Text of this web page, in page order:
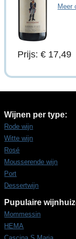
Meer
Prijs: € 17,49
Wijnen per type:
Rode wijn
Witte wijn
Rosé
Mousserende wijn
Port
Dessertwijn
Pupulaire
Mommessin
HEMA